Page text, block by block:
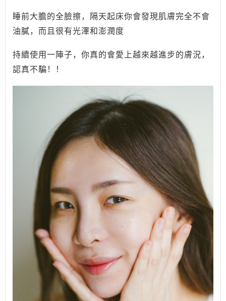
睡前大膽的全臉擦，隔天起床你會發現肌膚完全不會
油膩，而且很有光澤和澎潤度
持續使用一陣子，你真的會愛上越來越進步的膚況，
認真不騙！！